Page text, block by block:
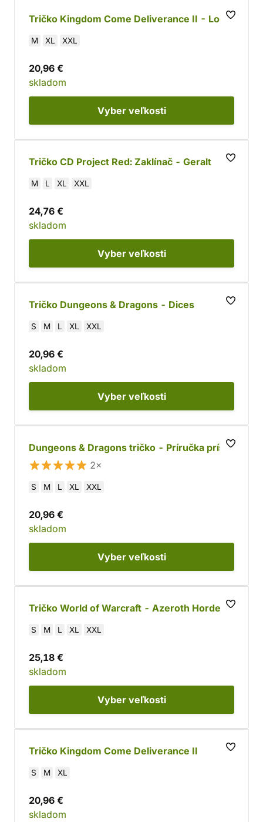
Tričko Kingdom Come Deliverance II - Logo
M XL XXL
20,96 €
skladom
Vyber veľkosti
Tričko CD Project Red: Zaklínač - Geralt
M L XL XXL
24,76 €
skladom
Vyber veľkosti
Tričko Dungeons & Dragons - Dices
S M L XL XXL
20,96 €
skladom
Vyber veľkosti
Dungeons & Dragons tričko - Príručka príšer
2×
S M L XL XXL
20,96 €
skladom
Vyber veľkosti
Tričko World of Warcraft - Azeroth Horde
S M L XL XXL
25,18 €
skladom
Vyber veľkosti
Tričko Kingdom Come Deliverance II
S M XL
20,96 €
skladom